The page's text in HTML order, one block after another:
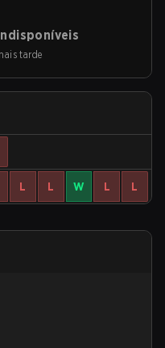
tarde
L L W L L